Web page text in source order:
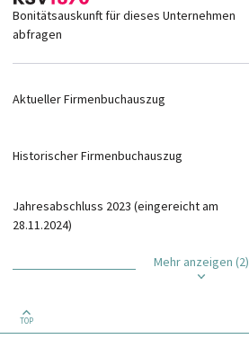
Bonitätsauskunft für dieses Unternehmen
abfragen
Aktueller Firmenbuchauszug
Historischer Firmenbuchauszug
Jahresabschluss 2023 (eingereicht am
28.11.2024)
Mehr anzeigen (2)
TOP